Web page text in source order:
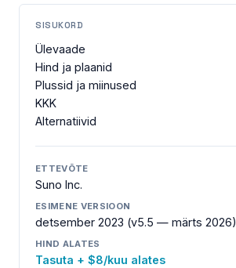
SISUKORD
Ülevaade
Hind ja plaanid
Plussid ja miinused
KKK
Alternatiivid
ETTEVÕTE
Suno Inc.
ESIMENE VERSIOON
detsember 2023 (v5.5 — märts 2026)
HIND ALATES
Tasuta + $8/kuu alates